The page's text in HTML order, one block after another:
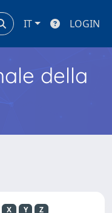
IT LOGIN
della
X Y Z